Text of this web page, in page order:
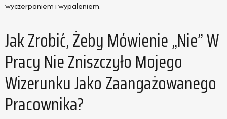
wyczerpaniem i wypaleniem.
Jak Zrobić, Żeby Mówienie „nie” W
Pracy Nie Zniszczyło Mojego
Wizerunku Jako Zaangażowanego
Pracownika?